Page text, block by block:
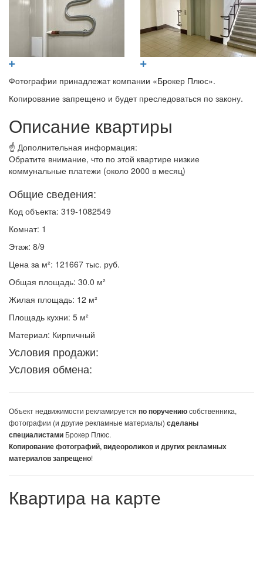
Фотографии принадлежат компании «Брокер Плюс».
Копирование запрещено и будет преследоваться по закону.
Описание квартиры
☝ Дополнительная информация:
Обратите внимание, что по этой квартире низкие
коммунальные платежи (около 2000 в месяц)
Общие сведения:
Код объекта: 319-1082549
Комнат: 1
Этаж: 8/9
Цена за м²: 121667 тыс. руб.
Общая площадь: 30.0 м²
Жилая площадь: 12 м²
Площадь кухни: 5 м²
Материал: Кирпичный
Условия продажи:
Условия обмена:
Объект недвижимости рекламируется по поручениюсобственника,
фотографии (и другие рекламные материалы) сделаны
специалистами Брокер Плюс.
Копирование фотографий, видеороликов и других рекламных
материалов запрещено!
Квартира на карте